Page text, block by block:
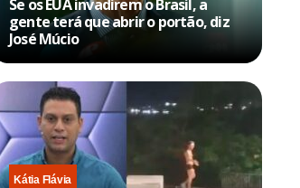
Se os EUA invadirem o Brasil, a
gente terá que abrir o portão, diz
José Múcio
Kátia Flávia